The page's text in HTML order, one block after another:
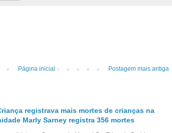
Postagem mais antiga
Página inicial
registrava mais mortes de crianças na
Marly Sarney registra 356 mortes